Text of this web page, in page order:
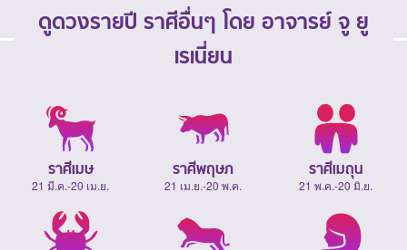
ดูดวงรายปี ราศีอื่นๆ โดย อาจารย์ จู ยู
เรเนี่ยน
ราศีเมษ
21 มี.ค.-20 เม.ย.
ราศีพฤษภ
21 เม.ย.-20 พ.ค.
ราศีเมถุน
21 พ.ค.-20 มิ.ย.